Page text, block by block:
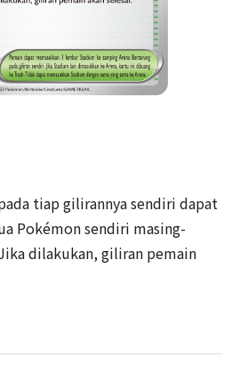
tiap gilirannya sendiri dapat
Pokémon sendiri masing-
dilakukan, giliran pemain